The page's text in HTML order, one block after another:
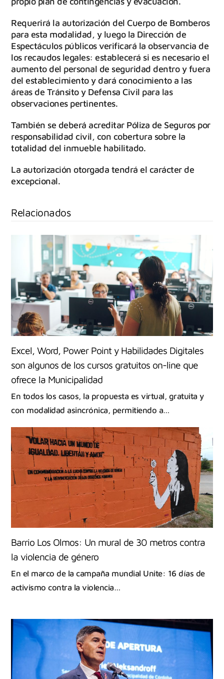
Requerirá la autorización del Cuerpo de Bomberos
para esta modalidad, y luego la Dirección de
Espectáculos públicos verificará la observancia de
los recaudos legales: establecerá si es necesario el
aumento del personal de seguridad dentro y fuera
del establecimiento y dará conocimiento a las
áreas de Tránsito y Defensa Civil para las
observaciones pertinentes.
También se deberá acreditar Póliza de Seguros por
responsabilidad civil, con cobertura sobre la
totalidad del inmueble habilitado.
La autorización otorgada tendrá el carácter de
excepcional.
Relacionados
Excel, Word, Power Point y Habilidades Digitales
son algunos de los cursos gratuitos on-line que
ofrece la Municipalidad
En todos los casos, la propuesta es virtual, gratuita y
con modalidad asincrónica, permitiendo a…
Barrio Los Olmos: Un mural de 30 metros contra
la violencia de género
En el marco de la campaña mundial Unite: 16 días de
activismo contra la violencia…